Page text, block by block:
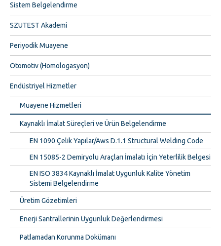
Sistem Belgelendirme
SZUTEST Akademi
Periyodik Muayene
Otomotiv (Homologasyon)
Endüstriyel Hizmetler
Muayene Hizmetleri
Kaynaklı İmalat Süreçleri ve Ürün Belgelendirme
EN 1090 Çelik Yapılar/Aws D.1.1 Structural Welding Code
EN 15085-2 Demiryolu Araçları İmalatı İçin Yeterlilik Belgesi
EN ISO 3834 Kaynaklı İmalat Uygunluk Kalite Yönetim
Sistemi Belgelendirme
Üretim Gözetimleri
Enerji Santrallerinin Uygunluk Değerlendirmesi
Patlamadan Korunma Dokümanı